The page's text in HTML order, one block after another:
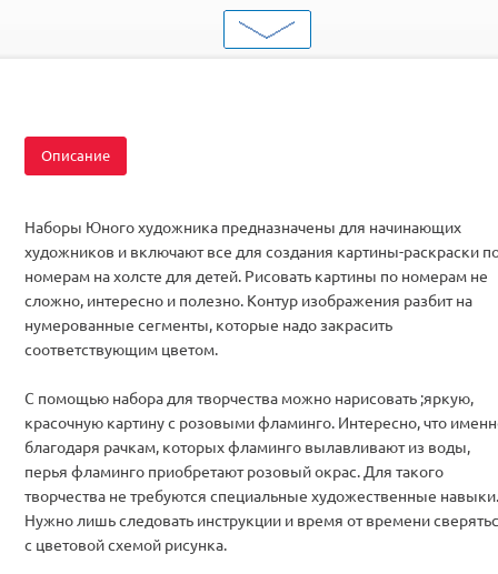
Животные
Описание
Наборы Юного художника предназначены для начинающих
художников и включают все для создания картины-раскраски
номерам на холсте для детей. Рисовать картины по номерам не
сложно, интересно и полезно. Контур изображения разбит на
нумерованные сегменты, которые надо закрасить
соответствующим цветом.
С помощью набора для творчества можно нарисовать ;яркую,
красочную картину с розовыми фламинго. Интересно, что
благодаря рачкам, которых фламинго вылавливают из воды,
перья фламинго приобретают розовый окрас. Для такого
творчества не требуются специальные художественные навыки.
Нужно лишь следовать инструкции и время от времени
с цветовой схемой рисунка.